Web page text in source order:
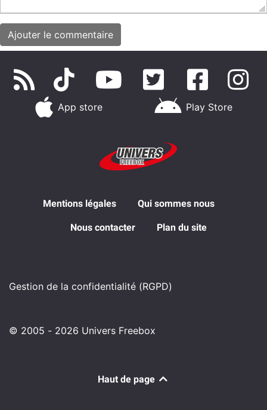
App store Play Store
Mentions légales Qui sommes nous
Nous contacter Plan du site
Gestion de la confidentialité (RGPD)
© 2005 - 2026 Univers Freebox
Haut de page